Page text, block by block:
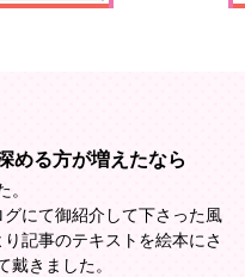
める方が増えたなら
。
にて御紹介して下さった風
記事のテキストを絵本にさ
戴きました。